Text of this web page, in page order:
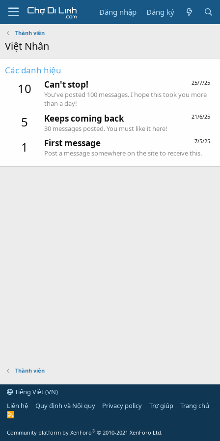
Đăng nhập Đăng ký
Thành viên
Việt Nhân
Các danh hiệu
10 25/7/25
Can't stop!
You've posted 100 messages. I hope this took you more
than a day!
5 21/6/25
Keeps coming back
30 messages posted. You must like it here!
1 7/5/25
First message
Post a message somewhere on the site to receive this.
Thành viên
Tiếng Việt (VN)
Liên hệ
Quy định và Nội quy Privacy policy Trợ giúp Trang chủ
R
Community platform by XenForo® © 2010-2021 XenForo Ltd.